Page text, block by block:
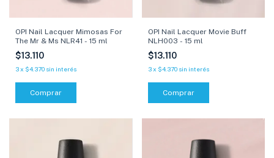
OPI Nail Lacquer Mimosas For
The Mr & Ms NLR41 - 15 ml
$13.110
3x $4.370 sin interés
Comprar
OPI Nail Lacquer Movie Buff
NLH003 - 15 ml
$13.110
3 x $4.370 sin interés
Comprar